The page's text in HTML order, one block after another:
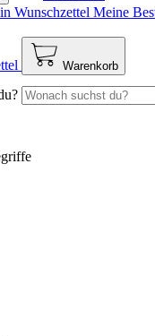
Wunsch­zettel Meine
Warenkorb